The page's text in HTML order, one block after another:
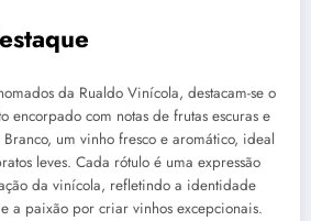
da Rualdo Vinícola, destacam-se o
encorpado com notas de frutas escuras e
um vinho fresco e aromático, ideal
leves. Cada rótulo é uma expressão
da vinícola, refletindo a identidade
a paixão por criar vinhos excepcionais.